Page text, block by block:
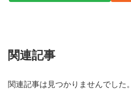
関連記事
関連記事は見つかりませんでした。